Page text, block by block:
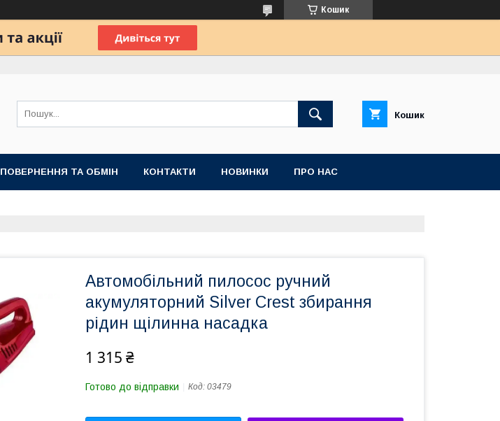
Кошик
Кошик
ПОВЕРНЕННЯ ТА ОБМІН КОНТАКТИ НОВИНКИ ПРО НАС
Автомобільний пилосос ручний
акумуляторний Silver Crest збирання
рідин щілинна насадка
1 315 ₴
Готово до відправки Код: 03479